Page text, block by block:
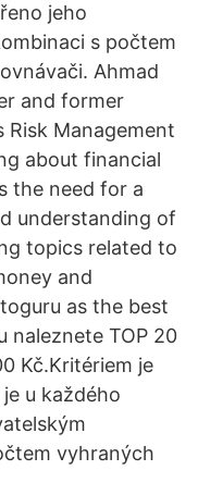
jeho
s počtem
Ahmad
and former
Risk Management
about financial
the need for a
understanding of
topics related to
and
as the best
naleznete TOP 20
Kč.Kritériem je
u každého
vyhraných